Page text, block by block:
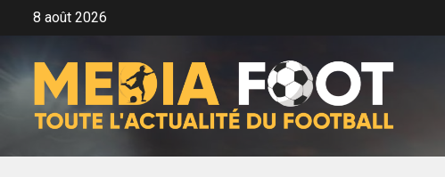
8 août 2026